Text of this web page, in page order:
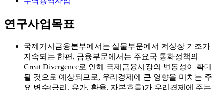
연구사업목표
국제거시금융본부에서는 실물부문에서 저성장 기조가
지속되는 한편, 금융부문에서는 주요국 통화정책의
Great Divergence로 인해 국제금융시장의 변동성이 확대
될 것으로 예상되므로, 우리경제에 큰 영향을 미치는 주
요 변수(금리, 유가, 환율, 자본흐름)가 우리경제에 주는